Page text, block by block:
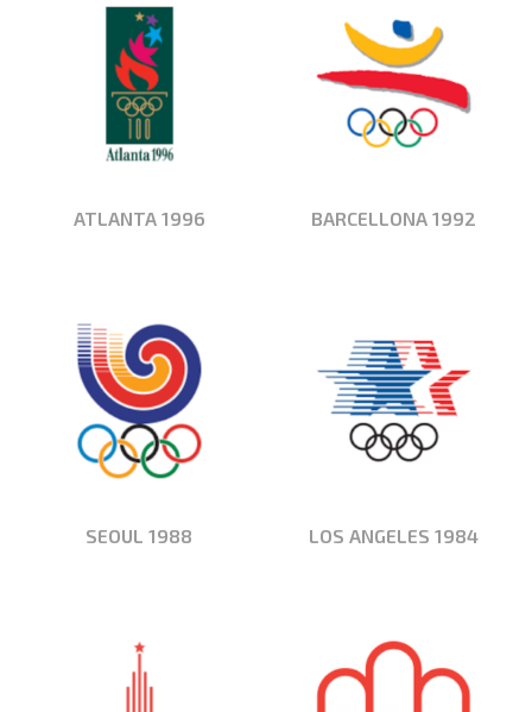
ATLANTA 1996 BARCELLONA 1992
SEOUL 1988 LOS ANGELES 1984